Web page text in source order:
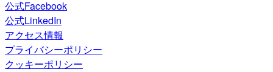
公式Facebook
公式LinkedIn
アクセス情報
プライバシーポリシー
クッキーポリシー